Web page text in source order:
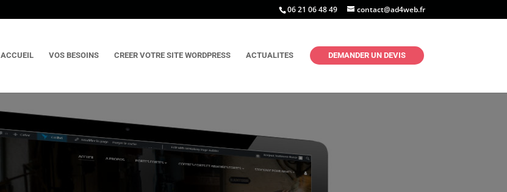
06 21 06 48 49 contact@ad4web.fr
ACCUEIL VOS BESOINS CREER VOTRE SITE WORDPRESS ACTUALITES DEMANDER UN DEVIS